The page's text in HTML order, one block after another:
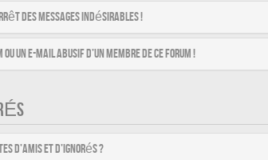
des messages indésirables !
ou un e-mail abusif d’un membre de ce forum !
d’amis et d’ignorés ?